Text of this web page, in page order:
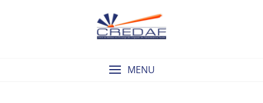
MENU